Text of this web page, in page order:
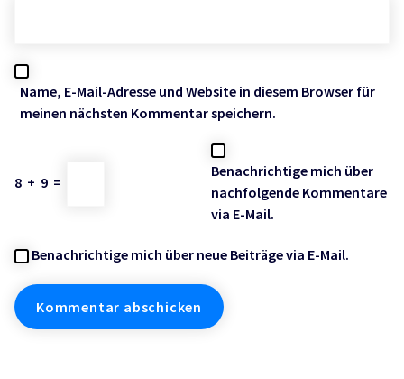
Name, E-Mail-Adresse und Website in diesem Browser für
meinen nächsten Kommentar speichern.
8 + 9 =
Benachrichtige mich über
nachfolgende Kommentare
via E-Mail.
Benachrichtige mich über neue Beiträge via E-Mail.